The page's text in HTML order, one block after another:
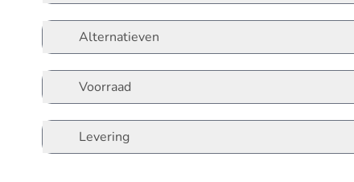
Alternatieven
Voorraad
Levering